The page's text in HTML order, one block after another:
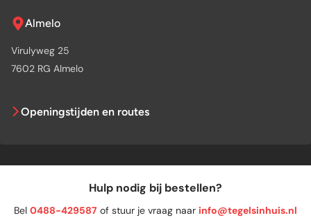
Almelo
Virulyweg 25
7602 RG Almelo
Openingstijden en routes
Hulp nodig bij bestellen?
Bel 0488-429587 of stuur je vraag naar info@tegelsinhuis.nl